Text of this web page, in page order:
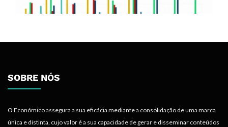
SOBRE NÓS
O Económico assegura a sua eficácia mediante a consolidação de uma marca
única e distinta, cujo valor é a sua capacidade de gerar e disseminar conteúdos